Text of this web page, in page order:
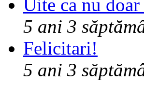
Uite ca nu
5 ani 3
Felicitari!
5 ani 3